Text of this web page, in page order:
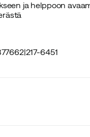
ja helppoon
|217-6451